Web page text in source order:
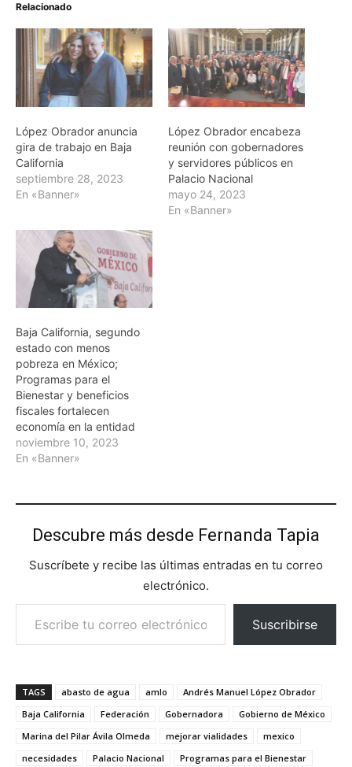
Relacionado
López Obrador anuncia
gira de trabajo en Baja
California
septiembre 28, 2023
En «Banner»
López Obrador encabeza
reunión con gobernadores
y servidores públicos en
Palacio Nacional
mayo 24, 2023
En «Banner»
Baja California, segundo
estado con menos
pobreza en México;
Programas para el
Bienestar y beneficios
fiscales fortalecen
economía en la entidad
noviembre 10, 2023
En «Banner»
Descubre más desde Fernanda Tapia
Suscríbete y recibe las últimas entradas en tu correo
electrónico.
Escribe tu correo electrónico…
Suscribirse
TAGS abasto de agua amlo
Andrés Manuel López Obrador
Baja California
Federación Gobernadora
Gobierno de México
Marina del Pilar Ávila Olmeda
mejorar vialidades
mexico
necesidades
Palacio Nacional Programas para el Bienestar